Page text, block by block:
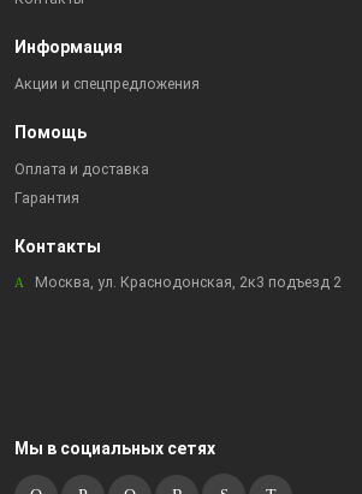
Информация
Акции и спецпредложения
Помощь
Оплата и доставка
Гарантия
Контакты
Москва, ул. Краснодонская, 2к3 подъезд 2
Мы в социальных сетях